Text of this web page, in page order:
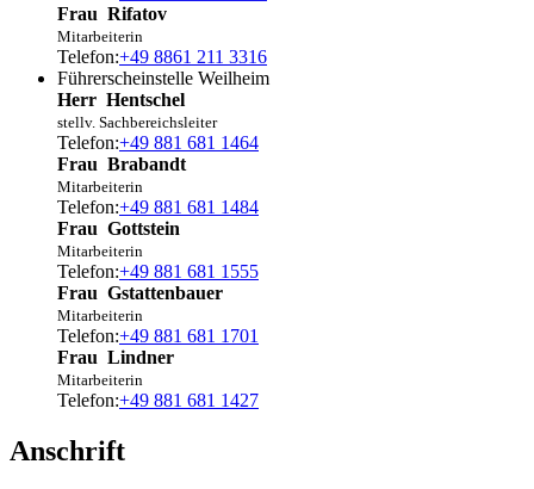
Frau Rifatov
Mitarbeiterin
Telefon:+49 8861 211 3316
Führerscheinstelle Weilheim
Herr Hentschel
stellv. Sachbereichsleiter
Telefon:+49 881 681 1464
Frau Brabandt
Mitarbeiterin
Telefon:+49 881 681 1484
Frau Gottstein
Mitarbeiterin
Telefon:+49 881 681 1555
Frau Gstattenbauer
Mitarbeiterin
Telefon:+49 881 681 1701
Frau Lindner
Mitarbeiterin
Telefon:+49 881 681 1427
Anschrift